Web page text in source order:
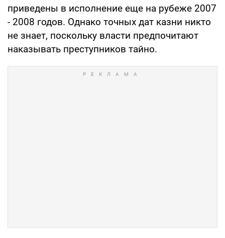
приведены в исполнение еще на рубеже 2007
- 2008 годов. Однако точных дат казни никто
не знает, поскольку власти предпочитают
наказывать преступников тайно.